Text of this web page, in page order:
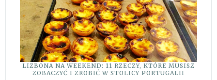
LIZBONA NA WEEKEND: 11 RZECZY, KTÓRE MUSISZ
ZOBACZYĆ I ZROBIĆ W STOLICY PORTUGALII